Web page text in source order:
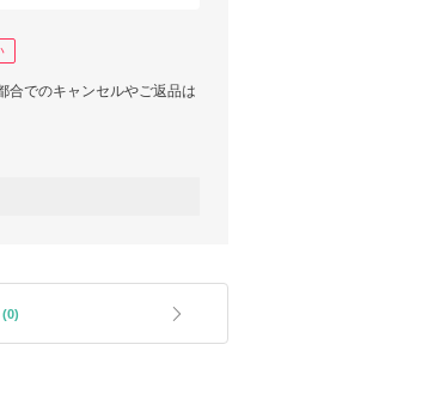
合でのキャンセルやご返品は
キャンセルについて、ポイ
(0)